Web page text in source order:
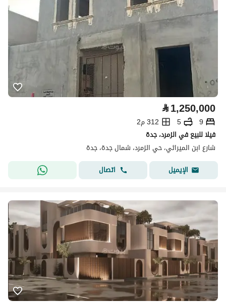
⃁1,250,000
9
5
312 م2
فيلا للبيع في الزمرد، جدة
شارع ابن الميراثي، حي الزمرد، شمال جدة، جدة
الإيميل
اتصال